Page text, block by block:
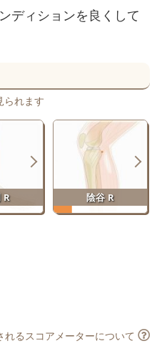
ディションを良くして
られます
R 陰谷 R
れるスコアメーターについて